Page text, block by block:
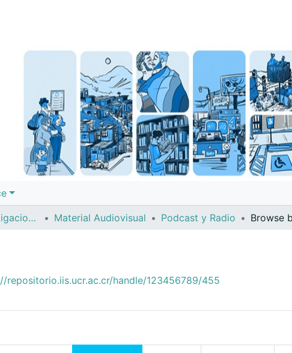
Instituto de Investigaciones Sociales (IIS) Material Audiovisual Podcast y Radio Browse
repositorio.iis.ucr.ac.cr/handle/123456789/455